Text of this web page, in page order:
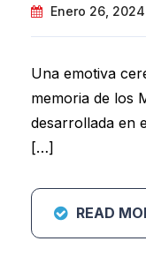
Enero 26, 2024
Una emotiva
memoria de los
desarrollada en
[…]
READ